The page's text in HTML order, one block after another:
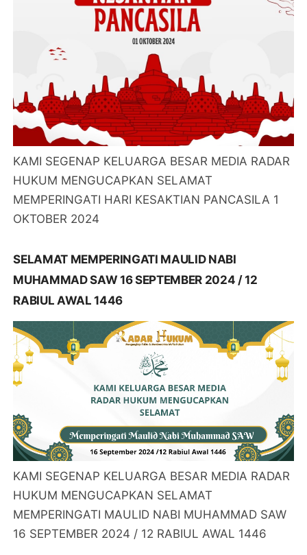
KAMI SEGENAP KELUARGA BESAR MEDIA RADAR
HUKUM MENGUCAPKAN SELAMAT
MEMPERINGATI HARI KESAKTIAN PANCASILA 1
OKTOBER 2024
SELAMAT MEMPERINGATI MAULID NABI
MUHAMMAD SAW 16 SEPTEMBER 2024 / 12
RABIUL AWAL 1446
KAMI SEGENAP KELUARGA BESAR MEDIA RADAR
HUKUM MENGUCAPKAN SELAMAT
MEMPERINGATI MAULID NABI MUHAMMAD SAW
16 SEPTEMBER 2024 / 12 RABIUL AWAL 1446